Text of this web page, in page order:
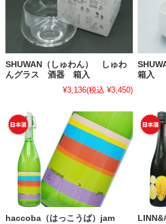
SHUWAN（しゅわん） しゅわ
んグラス 酒器 箱入
¥3,136(税込 ¥3,450)
箱入
haccoba（はっこうば）jam